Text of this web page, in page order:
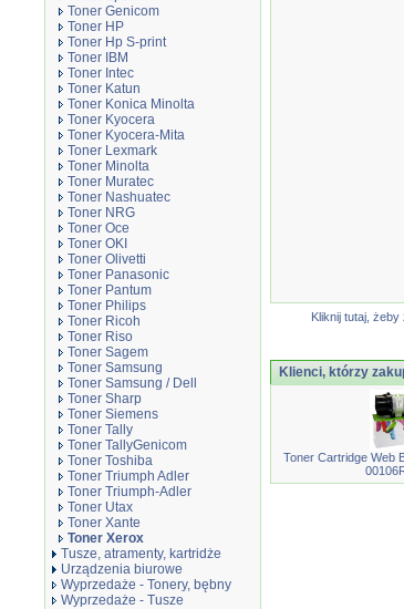
Toner Genicom
Toner HP
Toner Hp S-print
Toner IBM
Toner Intec
Toner Katun
Toner Konica Minolta
Toner Kyocera
Toner Kyocera-Mita
Toner Lexmark
Toner Minolta
Toner Muratec
Toner Nashuatec
Toner NRG
Toner Oce
Toner OKI
Toner Olivetti
Toner Panasonic
Toner Pantum
Toner Philips
Toner Ricoh
Toner Riso
Toner Sagem
Toner Samsung
Toner Samsung / Dell
Toner Sharp
Toner Siemens
Toner Tally
Toner TallyGenicom
Toner Toshiba
Toner Triumph Adler
Toner Triumph-Adler
Toner Utax
Toner Xante
Toner Xerox
Tusze, atramenty, kartridże
Urządzenia biurowe
Wyprzedaże - Tonery, bębny
Wyprzedaże - Tusze
Kliknij tutaj,
Klienci, którzy
Toner Cartridge Web